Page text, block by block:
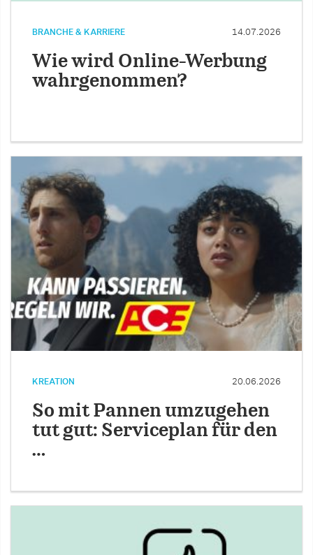
BRANCHE & KARRIERE 14.07.2026
Wie wird Online-Werbung
wahrgenommen?
KREATION 20.06.2026
So mit Pannen umzugehen
tut gut: Serviceplan für den
…